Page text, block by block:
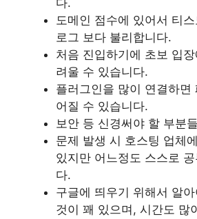
다.
도메인 점수에 있어서 티
로그 보다 불리합니다.
처음 진입하기에 초보 입
려울 수 있습니다.
플러그인을 많이 연결하면
어질 수 있습니다.
보안 등 신경써야 할 부분
문제 발생 시 호스팅 업체
있지만 어느정도 스스로
다.
구글에 띄우기 위해서 알
것이 꽤 있으며, 시간도 많